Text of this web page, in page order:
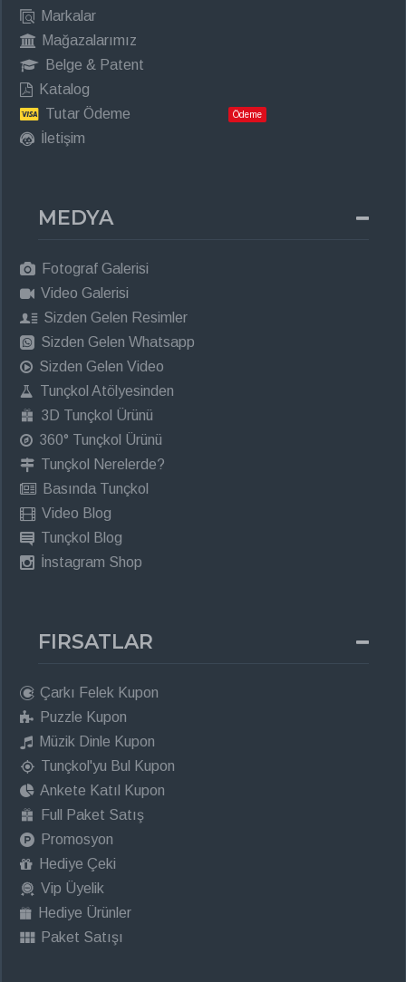
Markalar
Mağazalarımız
Belge & Patent
Katalog
Tutar Ödeme
Ödeme
İletişim
MEDYA
Fotograf Galerisi
Video Galerisi
Sizden Gelen Resimler
Sizden Gelen Whatsapp
Sizden Gelen Video
Tunçkol Atölyesinden
3D Tunçkol Ürünü
360° Tunçkol Ürünü
Tunçkol Nerelerde?
Basında Tunçkol
Video Blog
Tunçkol Blog
İnstagram Shop
FIRSATLAR
Çarkı Felek Kupon
Puzzle Kupon
Müzik Dinle Kupon
Tunçkol'yu Bul Kupon
Ankete Katıl Kupon
Full Paket Satış
Promosyon
Hediye Çeki
Vip Üyelik
Hediye Ürünler
Paket Satışı